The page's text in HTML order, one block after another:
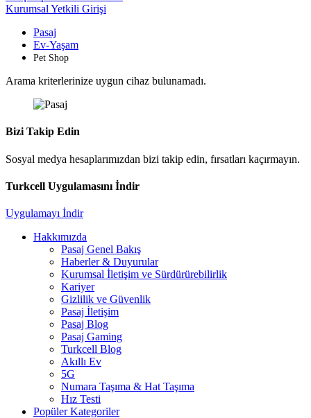
Kurumsal Yetkili Girişi
Pasaj
Ev-Yaşam
Pet Shop
Arama kriterlerinize uygun cihaz bulunamadı.
Bizi Takip Edin
Sosyal medya hesaplarımızdan bizi takip edin, fırsatları kaçırmayın.
Turkcell Uygulamasını İndir
Uygulamayı İndir
Hakkımızda
Pasaj Genel Bakış
Haberler & Duyurular
Kurumsal İletişim ve Sürdürürebilirlik
Kariyer
Gizlilik ve Güvenlik
Pasaj İletişim
Pasaj Blog
Pasaj Gaming
Turkcell Blog
Akıllı Ev
5G
Numara Taşıma & Hat Taşıma
Hız Testi
Popüler Kategoriler